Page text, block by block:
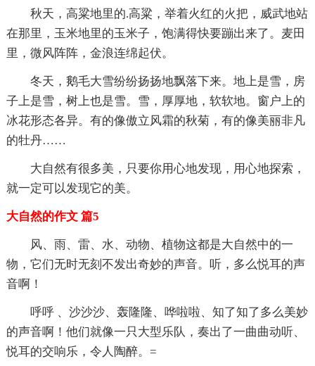
秋天，高粱地里的.高粱，举着火红的火把，威武地站
在那里，玉米地里的玉米子，饱满得快要蹦出来了。麦田
里，微风阵阵，金浪连绵起伏。
冬天，鹅毛大雪纷纷扬扬地飘落下来。地上是雪，房
子上是雪，树上也是雪。雪，厚厚地，软软地。窗户上的
冰花形态各异。有的像傲立风霜的秋菊，有的像美丽非凡
的牡丹……
大自然有很多美，只要你用心地发现，用心地探索，
就一定可以发现它的美。
大自然的作文 篇5
风、雨、雷、水、动物、植物这都是大自然中的一
物，它们无时无刻不发出奇妙的声音。听，多么悦耳的声
音啊！
呼呼 、沙沙沙、轰隆隆、哗啦啦、知了知了多么美妙
的声音啊！他们就像一只大型乐队，奏出了一曲曲动听、
悦耳的交响乐，令人陶醉。=